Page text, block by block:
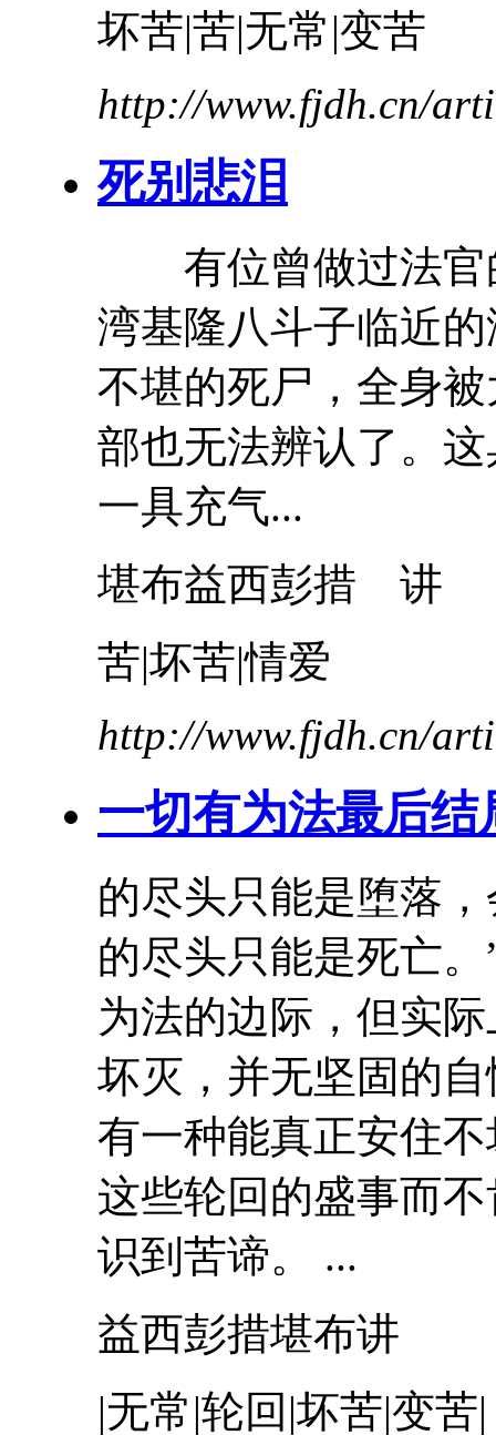
坏苦|苦|无常|变苦
http://www.fjdh.cn/
死别悲泪
有位曾做过法
湾基隆八斗子临近
不堪的死尸，全身
部也无法辨认了。
一具充气...
堪布益西彭措 讲
苦|坏苦|情爱
http://www.fjdh.cn/
一切有为法最后结
的尽头只能是堕落
的尽头只能是死亡
为法的边际，但实
坏灭，并无坚固的
有一种能真正安住
这些轮回的盛事而
识到 苦谛。 ...
益西彭措堪布讲
|无常|轮回|坏苦|变苦|